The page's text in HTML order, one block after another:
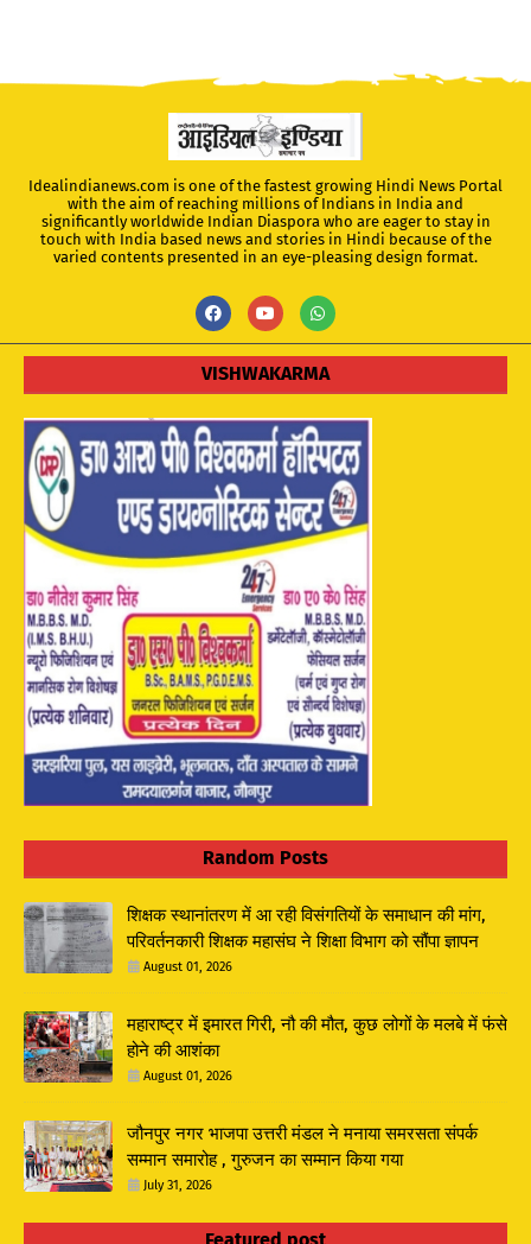
Idealindianews.com is one of the fastest growing Hindi News Portal
with the aim of reaching millions of Indians in India and
significantly worldwide Indian Diaspora who are eager to stay in
touch with India based news and stories in Hindi because of the
varied contents presented in an eye-pleasing design format.
VISHWAKARMA
Random Posts
शिक्षक स्थानांतरण में आ रही विसंगतियों के समाधान की मांग,
परिवर्तनकारी शिक्षक महासंघ ने शिक्षा विभाग को सौंपा ज्ञापन
August 01, 2026
महाराष्ट्र में इमारत गिरी, नौ की मौत, कुछ लोगों के मलबे में फंसे
होने की आशंका
August 01, 2026
जौनपुर नगर भाजपा उत्तरी मंडल ने मनाया समरसता संपर्क
सम्मान समारोह , गुरुजन का सम्मान किया गया
July 31, 2026
Featured post